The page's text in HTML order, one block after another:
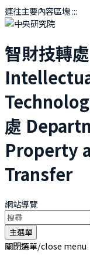
連往主要內容區塊:::
智財技轉處
處
Property
Transfer
網站導覽
主選單
關閉選單/close menu